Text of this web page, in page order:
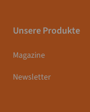
Unsere Produkte
Magazine
Newsletter